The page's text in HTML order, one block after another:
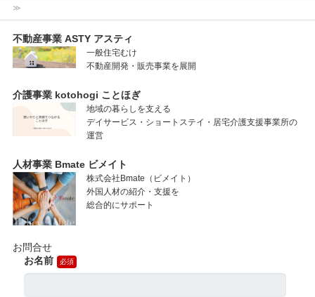
≫
不動産事業 ASTY アスティ
一般住宅むけ
不動産開発・販売事業を展開
介護事業 kotohogi ことほぎ
地域の暮らしを支える
デイサービス・ショートステイ・居宅介護支援事業所の
運営
人材事業 Bmate ビメイト
株式会社Bmate（ビメイト）
外国人材の紹介・支援を
総合的にサポート
お問合せ
お名前